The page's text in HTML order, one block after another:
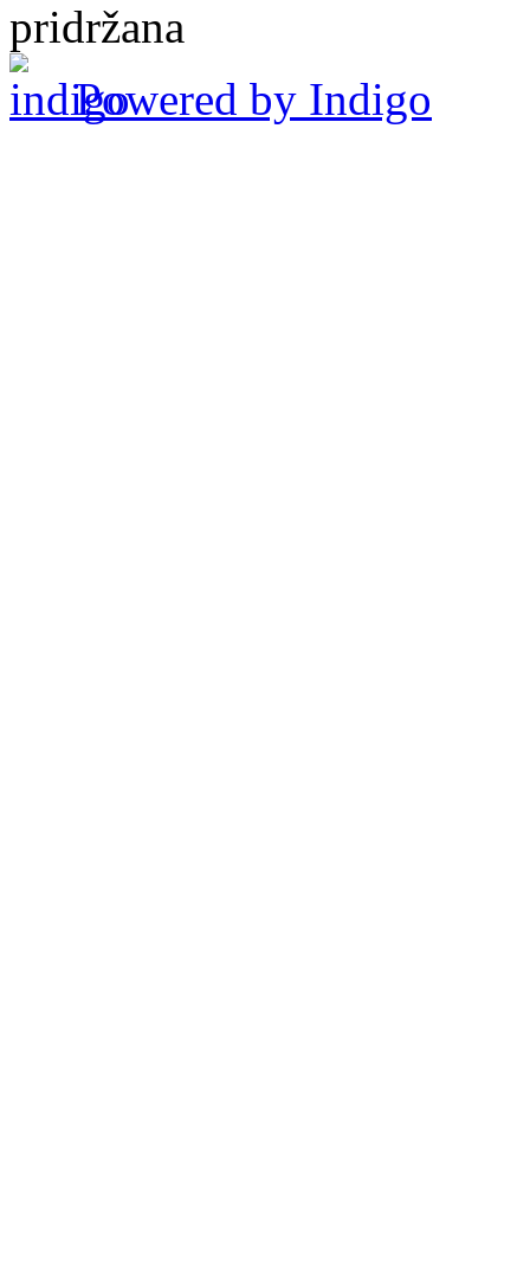
pridržana
Powered by Indigo